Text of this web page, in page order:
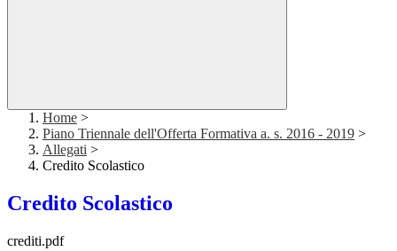
Home >
Piano Triennale dell'Offerta Formativa a. s. 2016 - 2019 >
Allegati >
Credito Scolastico
Credito Scolastico
crediti.pdf